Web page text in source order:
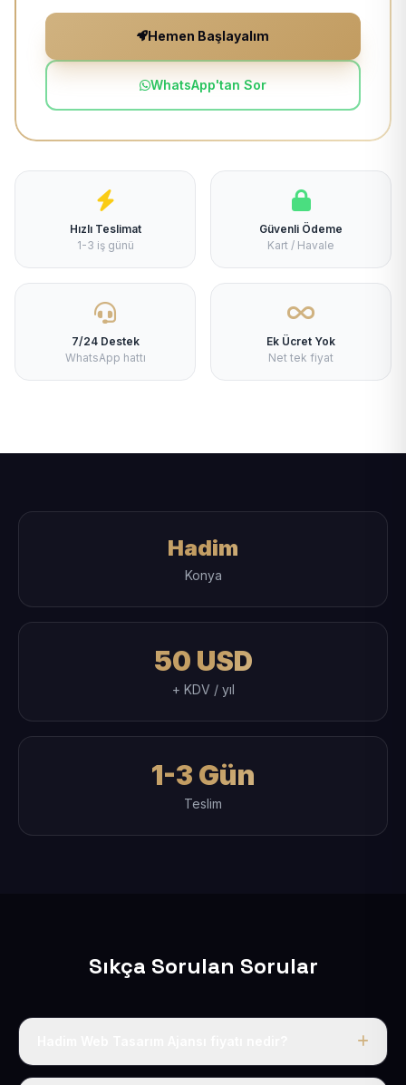
Hemen Başlayalım
WhatsApp'tan Sor
Hızlı Teslimat
1-3 iş günü
Güvenli Ödeme
Kart / Havale
7/24 Destek
WhatsApp hattı
Ek Ücret Yok
Net tek fiyat
Hadim
Konya
50 USD
+ KDV / yıl
1-3 Gün
Teslim
Sıkça Sorulan Sorular
Tek fiyat uygulanır: yıllık 50 USD + KDV. Bu bedele alan